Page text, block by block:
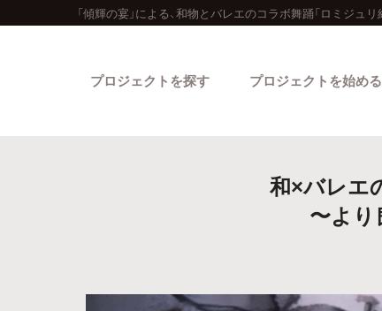
「傾輝の宴」による、和物とバレエのコラボ舞踊「ロミジュ
プロジェクトを探す
カテゴリーから探す
プロジェクトを始める
和×バレエ
〜より